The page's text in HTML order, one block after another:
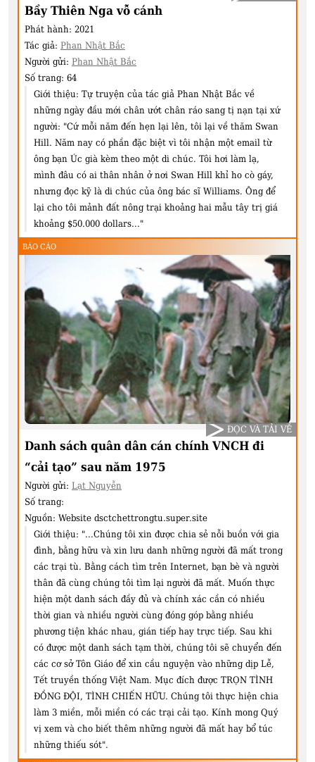
Bầy Thiên Nga vỗ cánh
Phát hành: 2021
Tác giả: Phan Nhật Bắc
Người gửi: Phan Nhật Bắc
Số trang: 64
Giới thiệu: Tự truyện của tác giả Phan Nhật Bắc về
những ngày đầu mới chân ướt chân ráo sang tị nạn tại xứ
người: "Cứ mỗi năm đến hẹn lại lên, tôi lại về thăm Swan
Hill. Năm nay có phần đặc biệt vì tôi nhận một email từ
ông bạn Úc già kèm theo một di chúc. Tôi hơi làm lạ,
mình đâu có ai thân nhân ở nơi Swan Hill khỉ ho cò gáy,
nhưng đọc kỹ là di chúc của ông bác sĩ Williams. Ông để
lại cho tôi mảnh đất nông trại khoảng hai mẫu tây trị giá
khoảng $50.000 dollars..."
BÁO CÁO
Danh sách quân dân cán chính VNCH đi
“cải tạo” sau năm 1975
Người gửi: Lạt Nguyễn
Số trang:
Nguồn: Website dsctchettrongtu.super.site
Giới thiệu: "...Chúng tôi xin được chia sẻ nỗi buồn với gia
đình, bằng hữu và xin lưu danh những người đã mất trong
các trại tù. Bằng cách tìm trên Internet, bạn bè và người
thân đã cùng chúng tôi tìm lại người đã mất. Muốn thực
hiện một danh sách đầy đủ và chính xác cần có nhiều
thời gian và nhiều người cùng đóng góp bằng nhiều
phương tiện khác nhau, gián tiếp hay trực tiếp. Sau khi
có được một danh sách tạm thời, chúng tôi sẽ chuyển đến
các cơ sở Tôn Giáo để xin cầu nguyện vào những dịp Lễ,
Tết truyền thống Việt Nam. Mục đích được TRỌN TÌNH
ĐỒNG ĐỘI, TÌNH CHIẾN HỮU. Chúng tôi thực hiện chia
làm 3 miền, mỗi miền có các trại cải tạo. Kính mong Quý
vị xem và cho biết thêm những người đã mất hay bổ túc
những thiếu sót".
ĐỌC VÀ TẢI VỀ